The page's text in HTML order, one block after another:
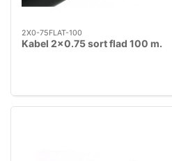
2X0-75FLAT-100
Kabel 2x0.75 sort flad 100 m.